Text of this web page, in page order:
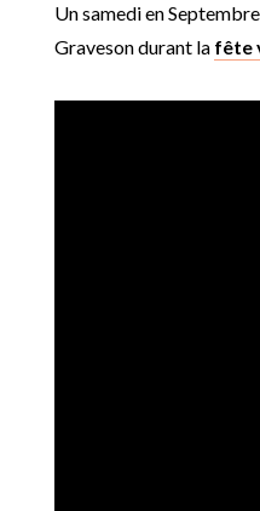
Un samedi en
Graveson durant la fête